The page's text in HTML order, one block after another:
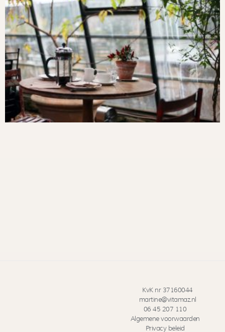
KvK nr 37160044
martine@vitamaz.nl
06 45 207 110
Algemene voorwaarden
Privacy beleid